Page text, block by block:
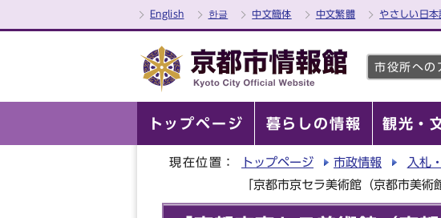
English 한글 中文簡体 中文繁體 やさしい日本
市役所への
トップページ 暮らしの情報 観光・
現在位置： トップページ 市政情報 入札
「京都市京セラ美術館（京都市美